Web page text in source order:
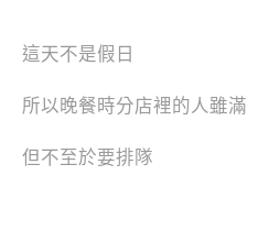
這天不是假日
所以晚餐時分店裡的人雖滿
但不至於要排隊